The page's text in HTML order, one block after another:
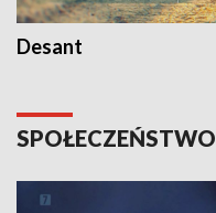
Desant
SPOŁECZEŃSTWO